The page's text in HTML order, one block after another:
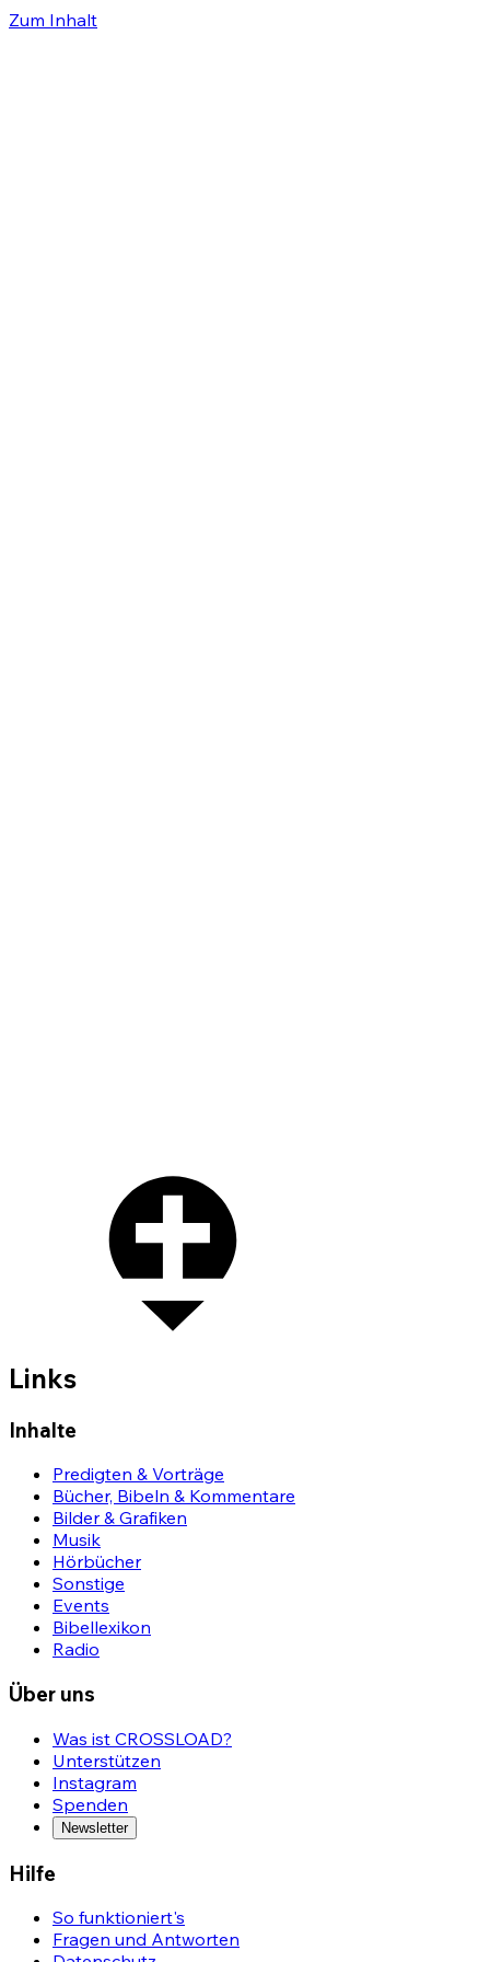
Zum Inhalt
Links
Inhalte
Predigten & Vorträge
Bücher, Bibeln & Kommentare
Bilder & Grafiken
Musik
Hörbücher
Sonstige
Events
Bibellexikon
Radio
Über uns
Was ist CROSSLOAD?
Unterstützen
Instagram
Spenden
Newsletter
Hilfe
So funktioniert's
Fragen und Antworten